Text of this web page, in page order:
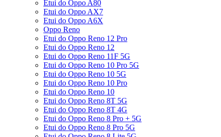
Etui do Oppo A80
Etui do Oppo AX7
Etui do Oppo A6X
Oppo Reno
Etui do Oppo Reno 12 Pro
Etui do Oppo Reno 12
Etui do Oppo Reno 11F 5G
Etui do Oppo Reno 10 Pro 5G
Etui do Oppo Reno 10 5G
Etui do Oppo Reno 10 Pro
Etui do Oppo Reno 10
Etui do Oppo Reno 8T 5G
Etui do Oppo Reno 8T 4G
Etui do Oppo Reno 8 Pro + 5G
Etui do Oppo Reno 8 Pro 5G